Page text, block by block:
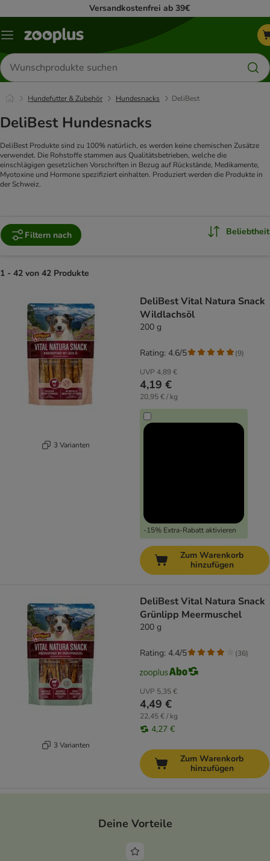
Versandkostenfrei ab 39€
Menü
Produkte
suchen
Hundefutter & Zubehör Hundesnacks DeliBest
DeliBest Hundesnacks
DeliBest Produkte sind zu 100% natürlich, es werden keine chemischen Zusätze
verwendet. Die Rohstoffe stammen aus Qualitätsbetrieben, welche die
einschlägigen gesetzlichen Vorschriften in Bezug auf Rückstände, Medikamente,
Myotoxine und Hormone spezifiziert einhalten. Produziert werden die Produkte in
der Schweiz.
Filtern nach Beliebtheit
1 - 42 von 42 Produkte
3 Varianten
DeliBest Vital Natura Snack
Wildlachsöl
200 g
UVP 4,89 €
4,19 €
20,95 € / kg
-15% Extra-Rabatt aktivieren
Rating: 4.6/5 (9)
Zum Warenkorb
hinzufügen
3 Varianten
DeliBest Vital Natura Snack
Grünlipp Meermuschel
200 g
UVP 5,35 €
4,49 €
22,45 € / kg
4,27 €
Rating: 4.4/5 (36)
Zum Warenkorb
hinzufügen
Deine Vorteile